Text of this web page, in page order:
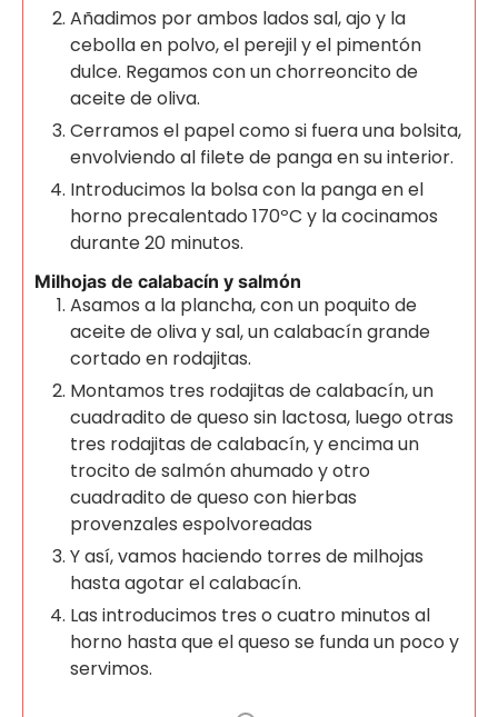
Añadimos por ambos lados sal, ajo y la
cebolla en polvo, el perejil y el pimentón
dulce. Regamos con un chorreoncito de
aceite de oliva.
Cerramos el papel como si fuera una bolsita,
envolviendo al filete de panga en su interior.
Introducimos la bolsa con la panga en el
horno precalentado 170ºC y la cocinamos
durante 20 minutos.
Milhojas de calabacín y salmón
Asamos a la plancha, con un poquito de
aceite de oliva y sal, un calabacín grande
cortado en rodajitas.
Montamos tres rodajitas de calabacín, un
cuadradito de queso sin lactosa, luego otras
tres rodajitas de calabacín, y encima un
trocito de salmón ahumado y otro
cuadradito de queso con hierbas
provenzales espolvoreadas
Y así, vamos haciendo torres de milhojas
hasta agotar el calabacín.
Las introducimos tres o cuatro minutos al
horno hasta que el queso se funda un poco y
servimos.